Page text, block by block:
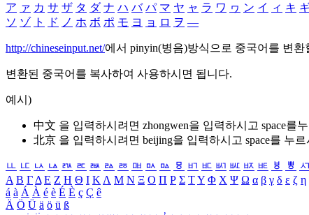
ア ァ カ サ ザ タ ダ ナ ハ バ パ マ ヤ ャ ラ ワ ヮ ン イ ィ キ ギ
ソ ゾ ト ド ノ ホ ボ ポ モ ヨ ョ ロ ヲ ―
http://chineseinput.net/에서 pinyin(병음)방식으로 중국어를 변환
변환된 중국어를 복사하여 사용하시면 됩니다.
예시)
中文 을 입력하시려면 zhongwen을 입력하시고 space를
北京 을 입력하시려면 beijing을 입력하시고 space를 누
ㅥ ㅦ ㅧ ㅨ ㅩ ㅪ ㅫ ㅬ ㅭ ㅮ ㅯ ㅰ ㅱ ㅲ ㅳ ㅴ ㅵ ㅶ ㅷ ㅸ ㅹ ㅺ
Α Β ΓΔ Ε Ζ Η Θ Ι ΚΛ Μ Ν Ξ Ο Π Ρ Σ ΤΥ Φ Χ Ψ Ω α β γ δ ε ζ η
á à Á À é è É È ç Ç ê
Ä Ö Ü ä ö ü ß